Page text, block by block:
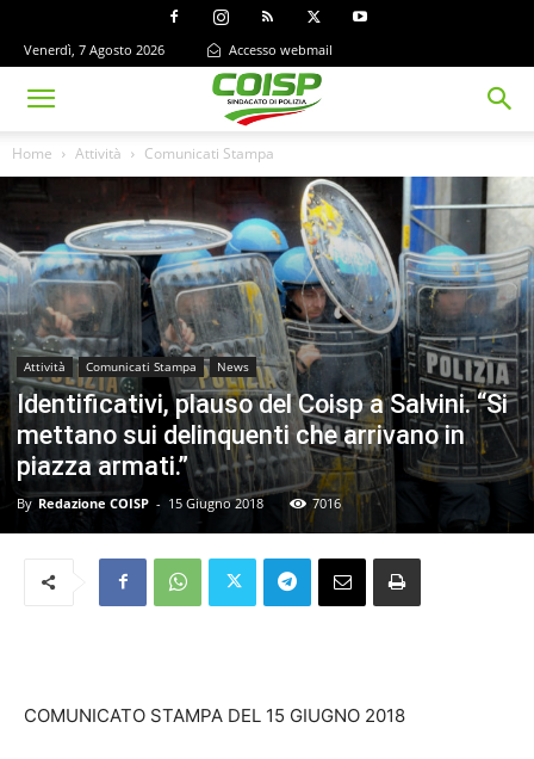
Venerdì, 7 Agosto 2026 Accesso webmail
Home Attività Comunicati Stampa
Attività Comunicati Stampa News
Identificativi, plauso del Coisp a Salvini. “Si
mettano sui delinquenti che arrivano in
piazza armati.”
By Redazione COISP - 15 Giugno 2018 7016
COMUNICATO STAMPA DEL 15 GIUGNO 2018